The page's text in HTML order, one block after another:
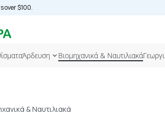
over $100.
Άρδευση Βιομηχανικά & Ναυτιλιακά
& Ναυτιλιακά